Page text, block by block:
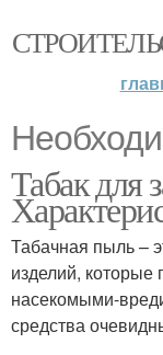
Табак для
Табачная пыль –
изделий,
насекомыми-
средства